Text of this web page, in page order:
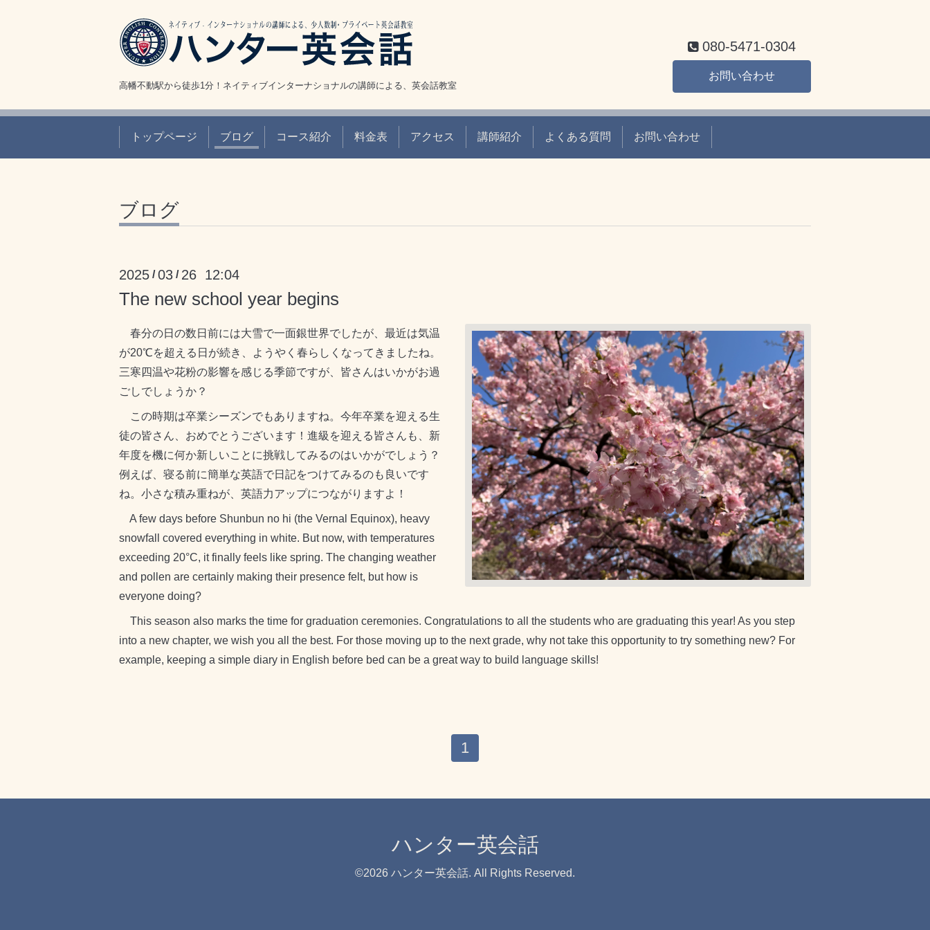
高幡不動駅から徒歩1分！ネイティブインターナショナルの講師による、英会話教室
080-5471-0304
お問い合わせ
トップページ ブログ コース紹介 料金表 アクセス 講師紹介 よくある質問 お問い合わせ
ブログ
2025 /03 / 26 12:04
The new school year begins
春分の日の数日前には大雪で一面銀世界でしたが、最近は気温
が20℃を超える日が続き、ようやく春らしくなってきましたね。
三寒四温や花粉の影響を感じる季節ですが、皆さんはいかがお過
ごしでしょうか？
この時期は卒業シーズンでもありますね。今年卒業を迎える生
徒の皆さん、おめでとうございます！進級を迎える皆さんも、新
年度を機に何か新しいことに挑戦してみるのはいかがでしょう？
例えば、寝る前に簡単な英語で日記をつけてみるのも良いです
ね。小さな積み重ねが、英語力アップにつながりますよ！
A few days before Shunbun no hi (the Vernal Equinox), heavy
snowfall covered everything in white. But now, with temperatures
exceeding 20°C, it finally feels like spring. The changing weather
and pollen are certainly making their presence felt, but how is
everyone doing?
This season also marks the time for graduation ceremonies. Congratulations to all the students who are graduating this year! As you step
into a new chapter, we wish you all the best. For those moving up to the next grade, why not take this opportunity to try something new? For
example, keeping a simple diary in English before bed can be a great way to build language skills!
1
ハンター英会話
©2026 ハンター英会話. All Rights Reserved.